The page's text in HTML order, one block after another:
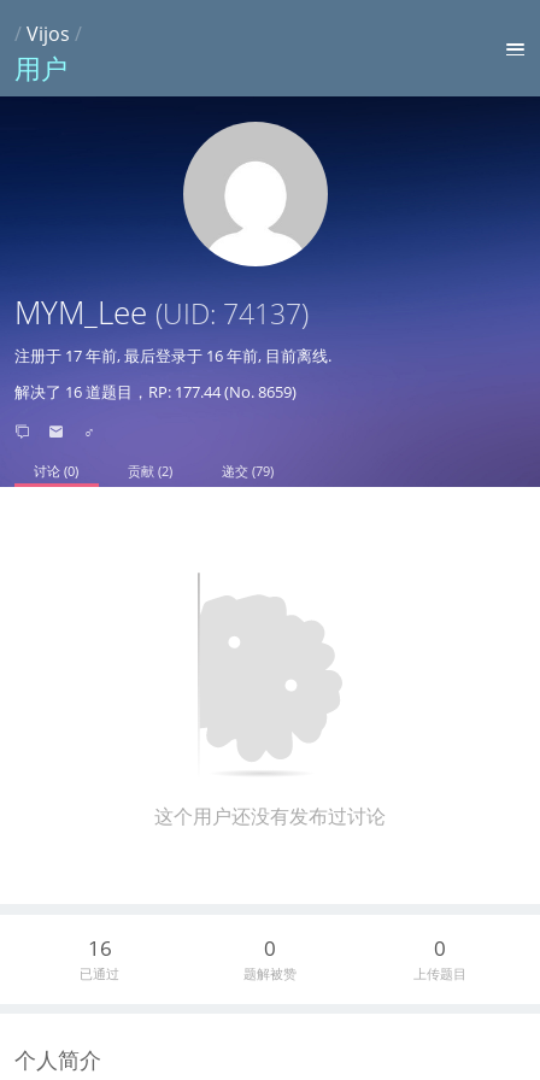
/Vijos /
用户
MYM_Lee (UID: 74137)
注册于 17 年前, 最后登录于 16 年前, 目前离线.
解决了 16 道题目，RP: 177.44 (No. 8659)
♂
讨论 (0) 贡献 (2) 递交 (79)
这个用户还没有发布过讨论
16
已通过
0
题解被赞
0
上传题目
个人简介